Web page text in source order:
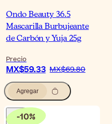
Ondo Beauty 36.5
Mascarilla Burbujeante
de Carbón y Yuja 25g
Precio
MX$59.33 MX$69.80
Agregar
-10%